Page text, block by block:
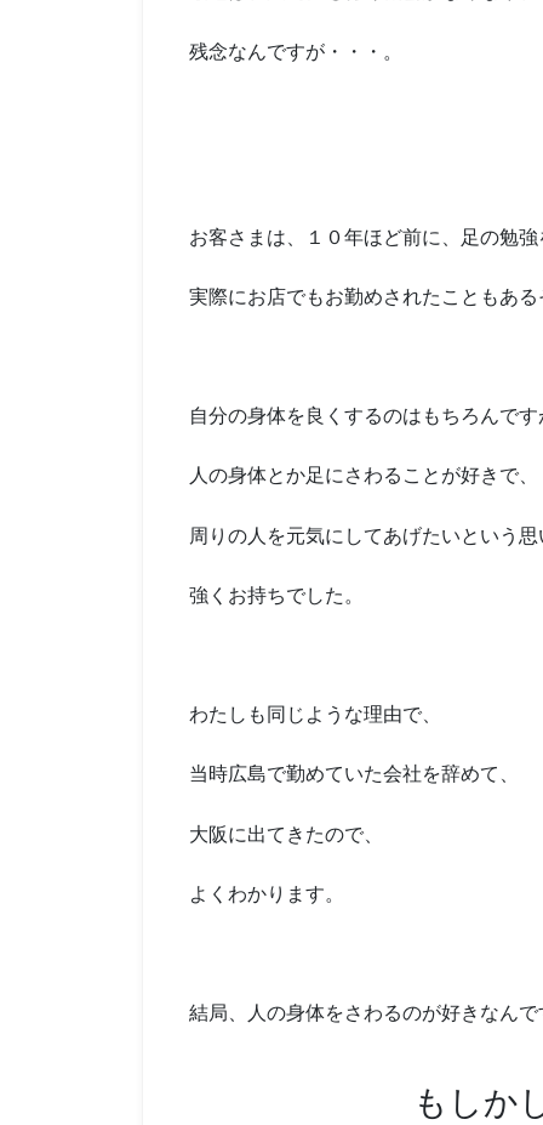
残念なんですが・・・。
お客さまは、１０年ほど前に、足の勉
実際にお店でもお勤めされたこともあ
自分の身体を良くするのはもちろんです
人の身体とか足にさわることが好きで、
周りの人を元気にしてあげたいという
強くお持ちでした。
わたしも同じような理由で、
当時広島で勤めていた会社を辞めて、
大阪に出てきたので、
よくわかります。
結局、人の身体をさわるのが好きなん
もしか